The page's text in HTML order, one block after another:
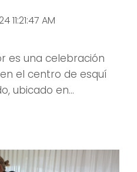
11:21:47 AM
es una celebración
el centro de esquí
ubicado en...